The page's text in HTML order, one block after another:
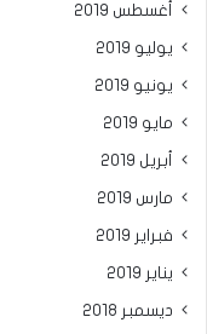
أغسطس 2019
يوليو 2019
يونيو 2019
مايو 2019
أبريل 2019
مارس 2019
فبراير 2019
يناير 2019
ديسمبر 2018